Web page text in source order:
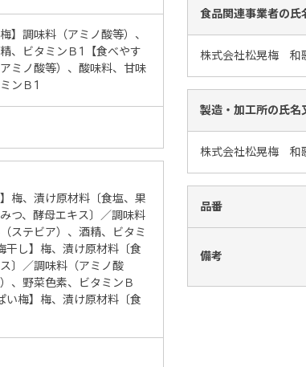
】調味料（アミノ酸等）、
、ビタミンＢ1【食べやす
ミノ酸等）、酸味料、甘味
ンＢ1
梅、漬け原材料〔食塩、果
つ、酵母エキス〕／調味料
ステビア）、酒精、ビタミ
干し】梅、漬け原材料〔食
〕／調味料（アミノ酸
、野菜色素、ビタミンＢ
い梅】梅、漬け原材料〔食
食品関連事業者の氏
株式会社松晃梅 和
製造・加工所の氏名
株式会社松晃梅 和
品番
備考